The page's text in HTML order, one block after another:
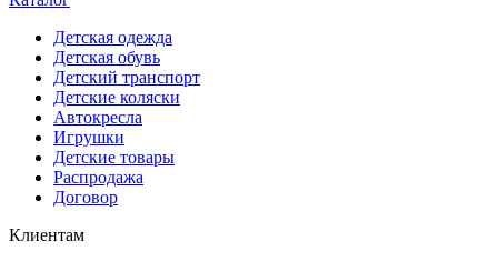
Детская одежда
Детская обувь
Детский транспорт
Детские коляски
Автокресла
Игрушки
Детские товары
Распродажа
Договор
Клиентам